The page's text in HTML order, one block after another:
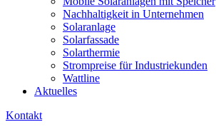
Nachhaltigkeit in Unternehmen
Solaranlage
Solarfassade
Solarthermie
Strompreise für Industriekunden
Wattline
Aktuelles
Kontakt